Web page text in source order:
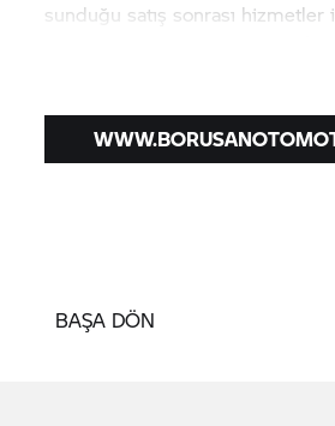
sunduğu satış sonrası hizmetler
BAŞA DÖN